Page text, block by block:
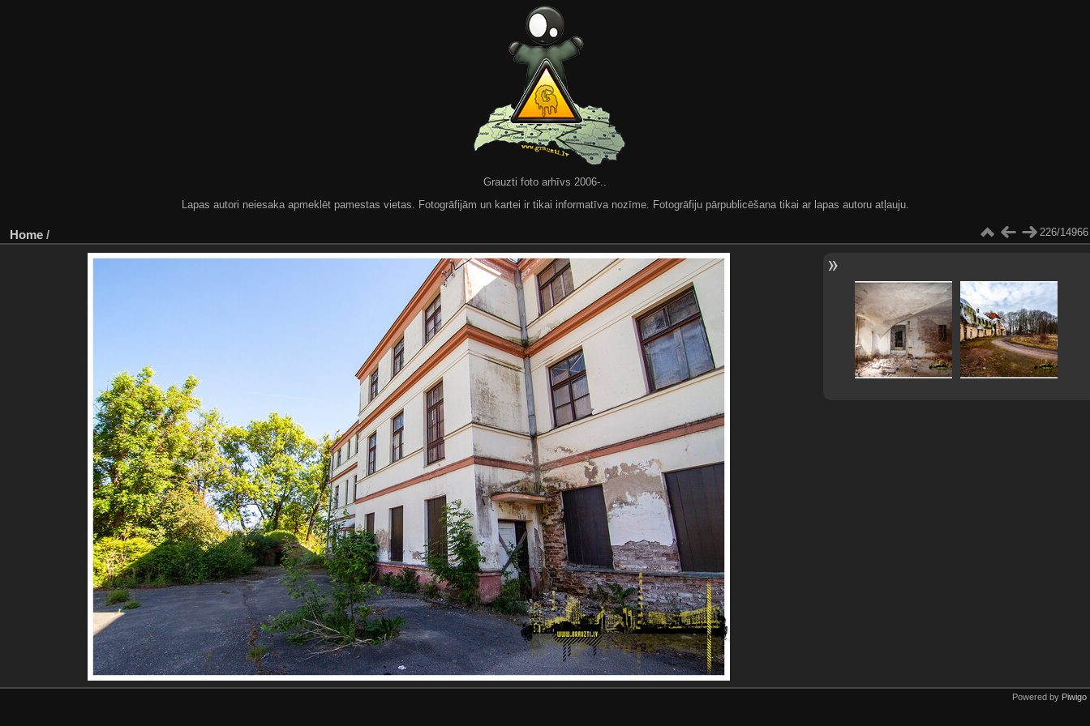
Grauzti foto arhīvs 2006-..
Lapas autori neiesaka apmeklēt pamestas vietas. Fotogrāfijām un kartei ir tikai informatīva nozīme. Fotogrāfiju pārpublicēšana tikai ar lapas autoru atļauju.
Home / 226/14966
Powered by Piwigo